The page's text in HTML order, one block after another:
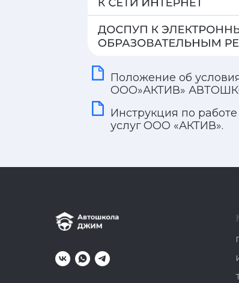
Положение об условиях
ООО»АКТИВ» АВТОШКОЛА
Инструкция по работе и
услуг ООО «АКТИВ».